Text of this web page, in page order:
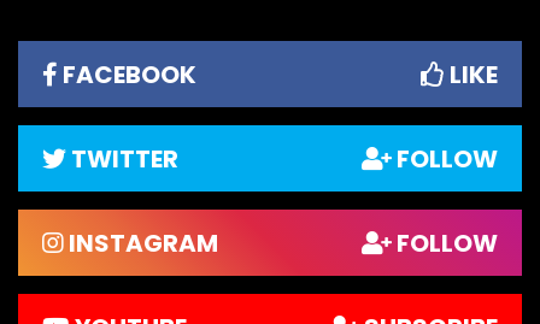
FACEBOOK LIKE
TWITTER FOLLOW
INSTAGRAM FOLLOW